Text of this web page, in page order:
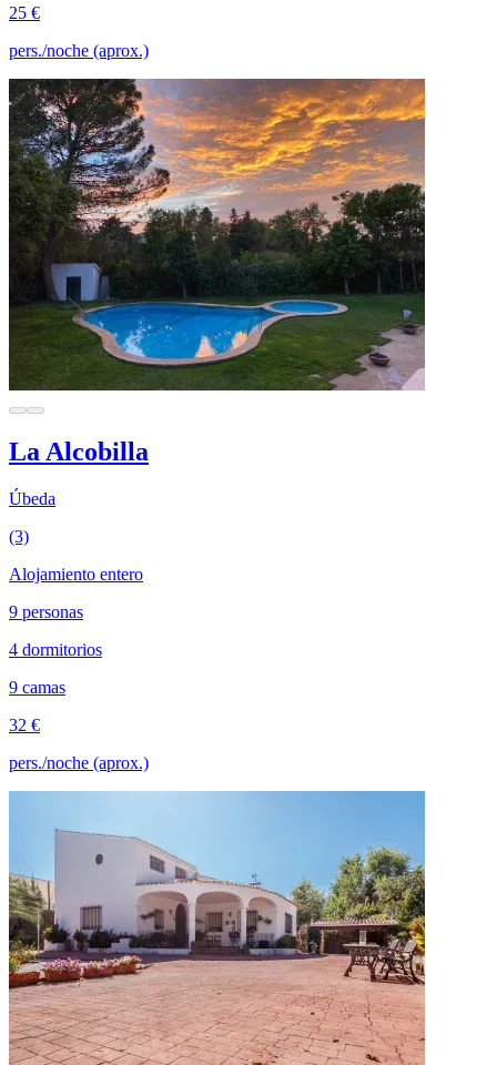
25 €
pers./noche (aprox.)
La Alcobilla
Úbeda
(3)
Alojamiento entero
9 personas
4 dormitorios
9 camas
32 €
pers./noche (aprox.)